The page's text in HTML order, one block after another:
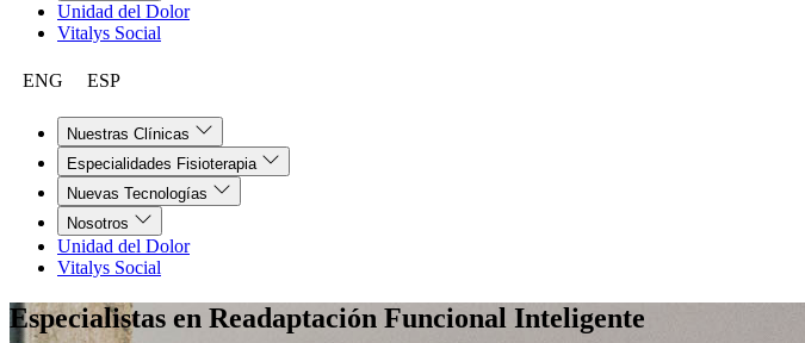
Unidad del Dolor
Vitalys Social
ENG ESP
Nuestras Clínicas
Especialidades Fisioterapia
Nuevas Tecnologías
Nosotros
Unidad del Dolor
Vitalys Social
Especialistas en Readaptación Funcional Inteligente